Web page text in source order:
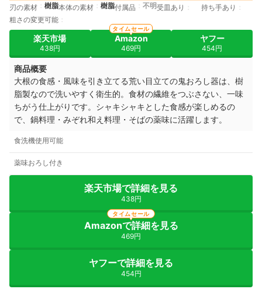
刃の素材 樹脂本体の素材 樹脂付属品 不明受皿あり
持ち手あり
粗さの変更可能
楽天市場
438円
Amazon
469円
タイムセール
ヤフー
454円
商品概要
大根の食感・風味を引き立てる荒い目立ての鬼おろし器は、樹
脂製なので洗いやすく衛生的。食材の繊維をつぶさない、一味
ちがう仕上がりです。シャキシャキとした食感が楽しめるの
で、鍋料理・みぞれ和え料理・そばの薬味に活躍します。
食洗機使用可能
薬味おろし付き
楽天市場で詳細を見る
438円
Amazonで詳細を見る
469円
タイムセール
ヤフーで詳細を見る
454円